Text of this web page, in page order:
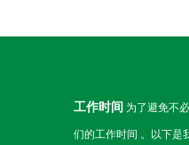
工作时间 为了避免不
们的工作时间 。以下是